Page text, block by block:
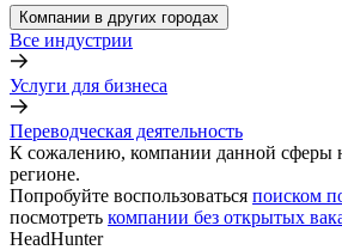
Компании в других городах
Все индустрии
Услуги для бизнеса
Переводческая деятельность
К сожалению, компании данной сферы
регионе.
Попробуйте воспользоваться поиском
посмотреть компании без открытых
HeadHunter